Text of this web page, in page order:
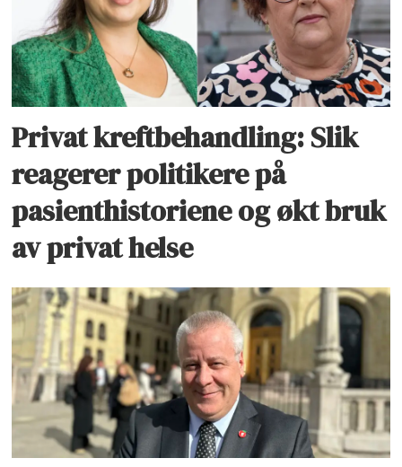
Privat kreftbehandling: Slik
reagerer politikere på
pasienthistoriene og økt bruk
av privat helse